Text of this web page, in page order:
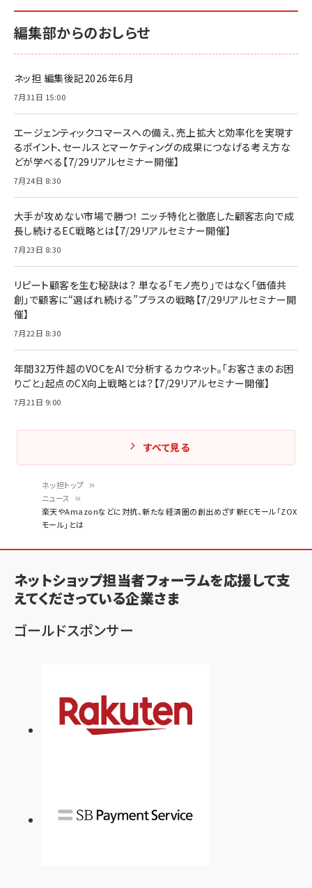
く
ず
ネッ担トップ
ニュース
楽天やAmazonなどに対抗、新たな経済圏の創出めざす新ECモール「ZOX
モール」とは
編集部からのおしらせ
ネッ担 編集後記2026年6月
7月31日 15:00
エージェンティックコマースへの備え、売上拡大と効率化を実現す
るポイント、セールスとマーケティングの成果につなげる考え方な
どが学べる【7/29リアルセミナー開催】
7月24日 8:30
大手が攻めない市場で勝つ！ ニッチ特化と徹底した顧客志向で成
長し続けるEC戦略とは【7/29リアルセミナー開催】
7月23日 8:30
リピート顧客を生む秘訣は？ 単なる「モノ売り」ではなく「価値共
創」で顧客に“選ばれ続ける”プラスの戦略【7/29リアルセミナー開
催】
7月22日 8:30
年間32万件超のVOCをAIで分析するカウネット。「お客さまのお困
りごと」起点のCX向上戦略とは？【7/29リアルセミナー開催】
7月21日 9:00
すべて見る
ネットショップ担当者フォーラムを応援して支
えてくださっている企業さま
ゴールドスポンサー